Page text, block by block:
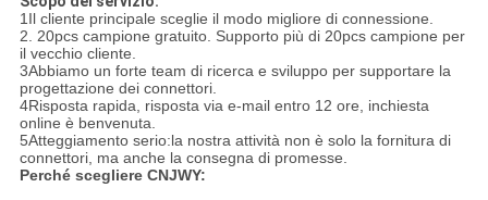
1Il cliente principale sceglie il modo migliore di connessione.
2. 20pcs campione gratuito. Supporto più di 20pcs campione per
il vecchio cliente.
3Abbiamo un forte team di ricerca e sviluppo per supportare la
progettazione dei connettori.
4Risposta rapida, risposta via e-mail entro 12 ore, inchiesta
online è benvenuta.
5Atteggiamento serio:la nostra attività non è solo la fornitura di
connettori, ma anche la consegna di promesse.
Perché scegliere CNJWY: